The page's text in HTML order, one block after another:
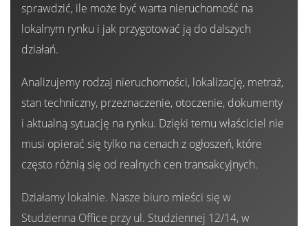
sprawdzić, ile może być warta nieruchomość na
lokalnym rynku i jak przygotować ją do dalszych
działań.
Analizujemy rodzaj nieruchomości, lokalizację, metraż,
stan techniczny, przeznaczenie, otoczenie, dokumenty
i aktualną sytuację na rynku. Dzięki temu właściciel nie
musi opierać się tylko na cenach z ogłoszeń, które
często różnią się od realnych cen transakcyjnych.
Działamy lokalnie. Nasze biuro mieści się w
Studzienna Office przy ul. Studziennej 12/14, w